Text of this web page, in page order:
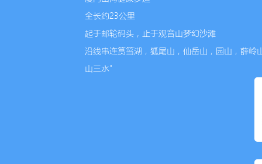
全长约23公里
起于邮轮码头，止于观音山梦幻沙滩
沿线串连筼筜湖，狐尾山，仙岳山，园山，薛
山三水"